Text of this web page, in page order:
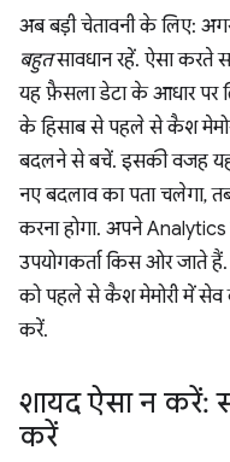
अब बड़ी चेतावनी के लिए:
बहुतसावधान रहें. ऐसा करते
यह फ़ैसला डेटा के आधार पर
के हिसाब से पहले से कैश
बदलने से बचें. इसकी वजह यह
नए बदलाव का पता चलेगा,
करना होगा. अपने
उपयोगकर्ता किस ओर जाते
को पहले से कैश मेमोरी में सेव
करें.
शायद ऐसा न करें:
करें